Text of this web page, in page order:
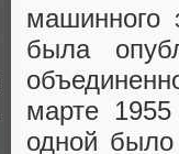
была
марте
одной было